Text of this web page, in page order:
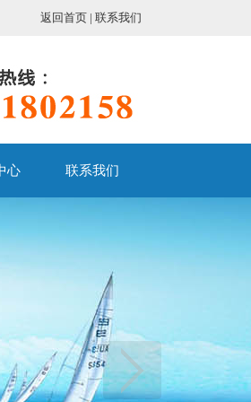
返回首页 | 联系我们
心 联系我们